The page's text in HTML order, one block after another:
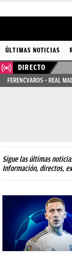
ÚLTIMAS
NOTICIAS
REAL
FICHAJES
FEMENINO
PAPARAZZI
OKDIARIO
ÚLTIMAS NOTICIAS
DIRECTO
FERENCVAROS – REAL
Sigue las últimas
Información, directos,